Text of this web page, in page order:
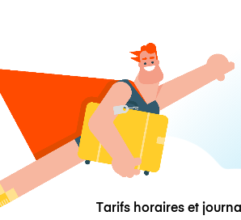
Tarifs horaires et